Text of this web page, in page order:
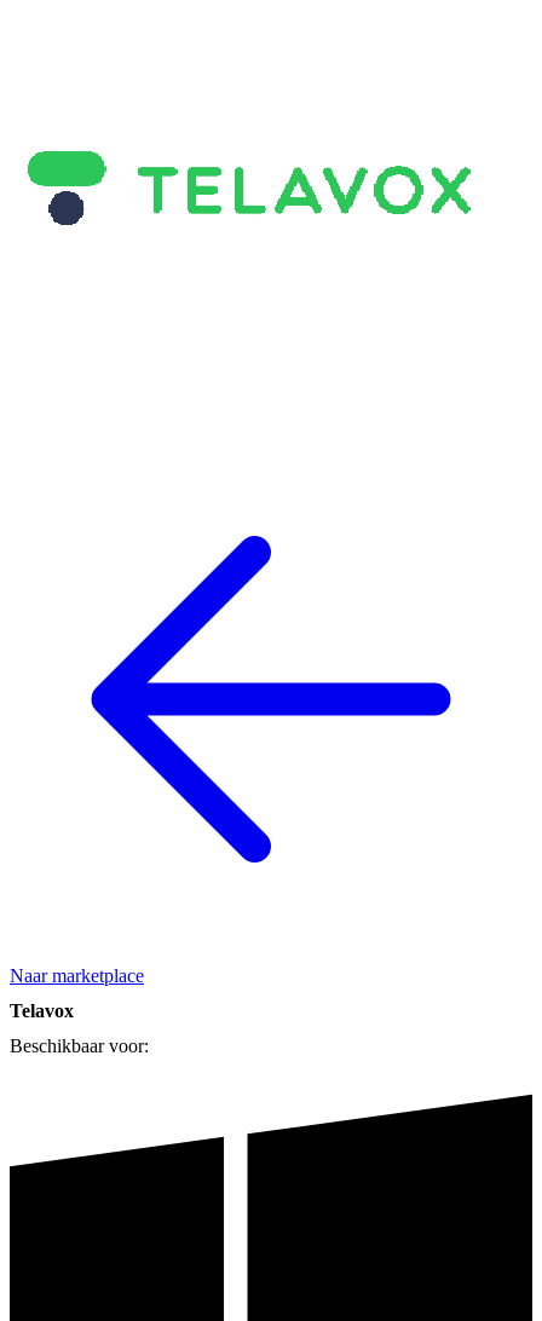
Naar marketplace
Telavox
Beschikbaar voor: